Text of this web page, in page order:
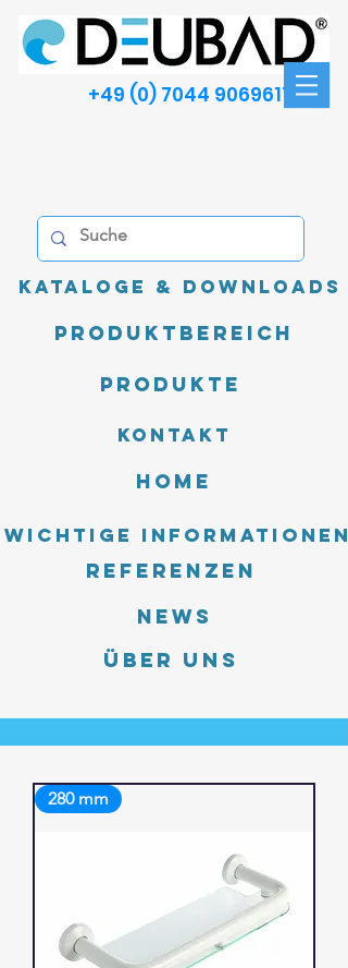
+49 (0) 7044 9069611
Kataloge & Downloads
Produktbereich
Produkte
Kontakt
Home
Wichtige Informationen
Referenzen
News
Über uns
280 mm